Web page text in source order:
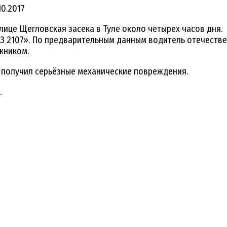
Щегловская засека в Туле около четырех часов дня.
По предварительным данным водитель
серьёзные механические повреждения.